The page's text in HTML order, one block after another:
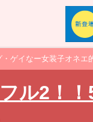
ゲイなー女装子オネ
ル2！